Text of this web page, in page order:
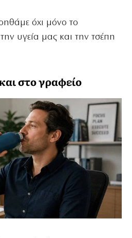
όχι μόνο το
υγεία μας και την τσέπη
στο γραφείο